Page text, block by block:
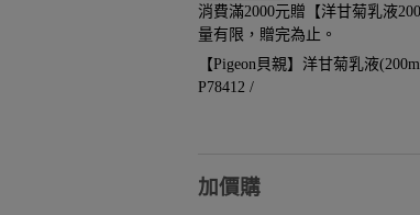
消費滿2000元贈【洋甘菊乳液
量有限，贈完為止。
【Pigeon貝親】洋甘菊乳液
P78412 /
加價購